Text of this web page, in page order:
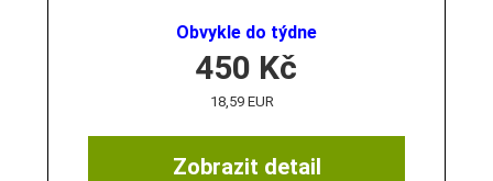
Obvykle do týdne
Zobrazit detail
450 Kč
18,59 EUR